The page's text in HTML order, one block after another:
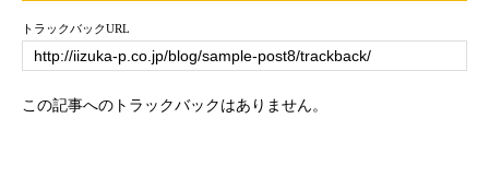
トラックバックURL
この記事へのトラックバックはありません。